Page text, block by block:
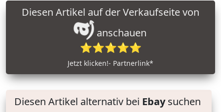
anschauen
⭐⭐⭐⭐⭐
Jetzt klicken!- Partnerlink*
Diesen Artikel alternativ bei Ebaysuchen